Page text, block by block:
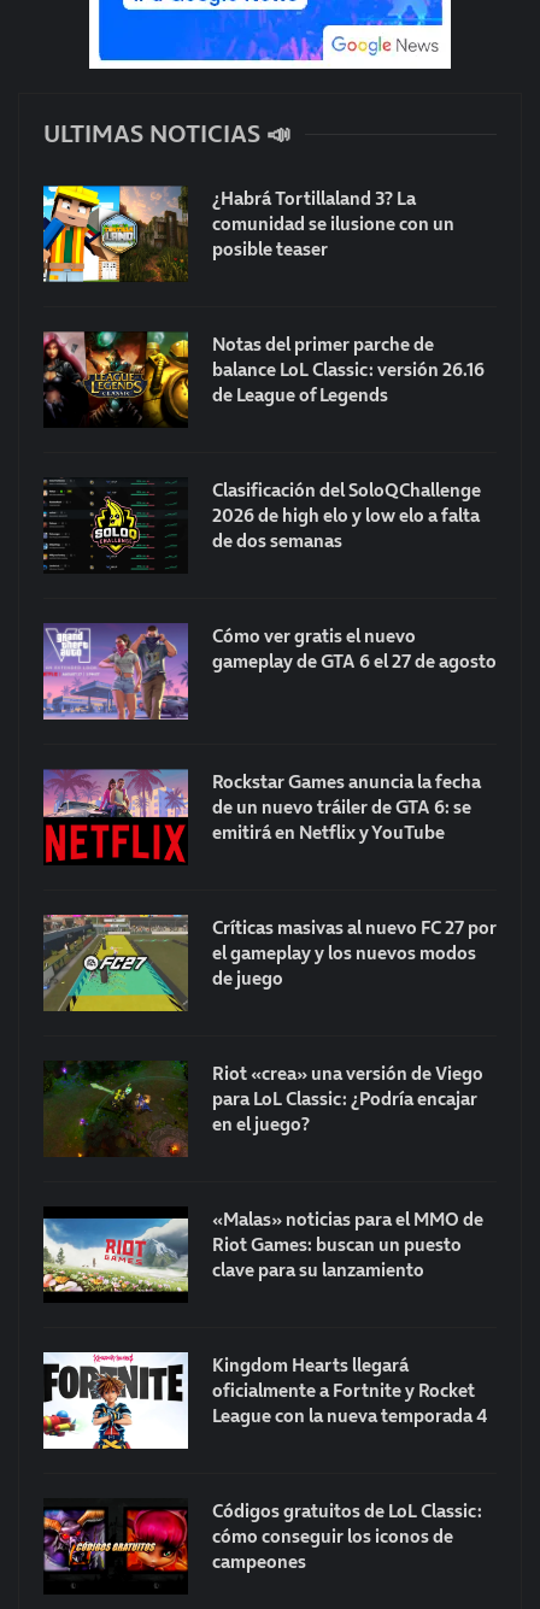
ULTIMAS NOTICIAS 📣
¿Habrá Tortillaland 3? La
comunidad se ilusione con un
posible teaser
Notas del primer parche de
balance LoL Classic: versión 26.16
de League of Legends
Clasificación del SoloQChallenge
2026 de high elo y low elo a falta
de dos semanas
Cómo ver gratis el nuevo
gameplay de GTA 6 el 27 de agosto
Rockstar Games anuncia la fecha
de un nuevo tráiler de GTA 6: se
emitirá en Netflix y YouTube
Críticas masivas al nuevo FC 27 por
el gameplay y los nuevos modos
de juego
Riot «crea» una versión de Viego
para LoL Classic: ¿Podría encajar
en el juego?
«Malas» noticias para el MMO de
Riot Games: buscan un puesto
clave para su lanzamiento
Kingdom Hearts llegará
oficialmente a Fortnite y Rocket
League con la nueva temporada 4
Códigos gratuitos de LoL Classic:
cómo conseguir los iconos de
campeones